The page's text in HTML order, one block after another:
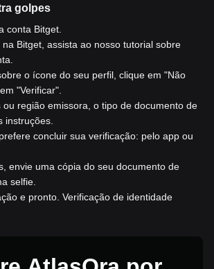
golpes
conta Bitget.
Bitget, assista ao nosso tutorial sobre
o ícone do seu perfil, clique em "Não
"Verificar".
ou região emissora, o tipo de documento de
instruções.
concluir sua verificação: pelo app ou
envie uma cópia do seu documento de
selfie.
e pronto. Verificação de identidade